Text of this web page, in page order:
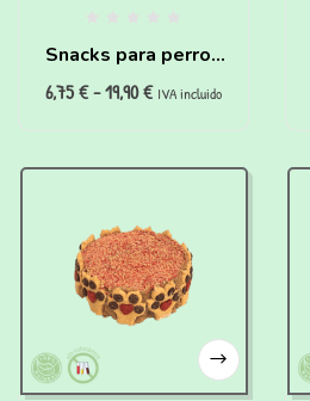
Snacks para perros
con problemas
6,75€-19,90€ IVA incluido